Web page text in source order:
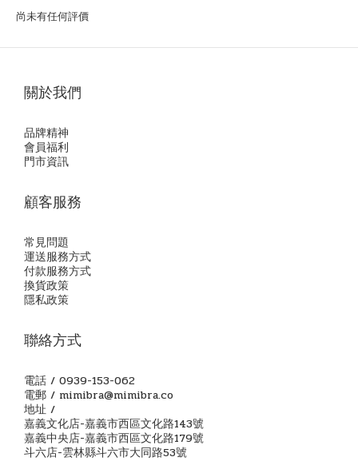
尚未有任何評價
關於我們
品牌精神
會員福利
門市資訊
顧客服務
常見問題
運送服務方式
付款服務方式
換貨政策
隱私政策
聯絡方式
電話 / 0939-153-062
電郵 / mimibra@mimibra.co
地址 /
嘉義文化店-嘉義市西區文化路143號
嘉義中央店-嘉義市西區文化路179號
斗六店-雲林縣斗六市大同路53號